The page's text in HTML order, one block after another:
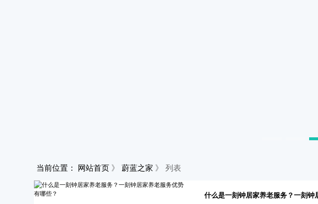
当前位置： 网站首页》 蔚蓝之家 》 列表
什么是一刻钟居家养老服务？一刻钟